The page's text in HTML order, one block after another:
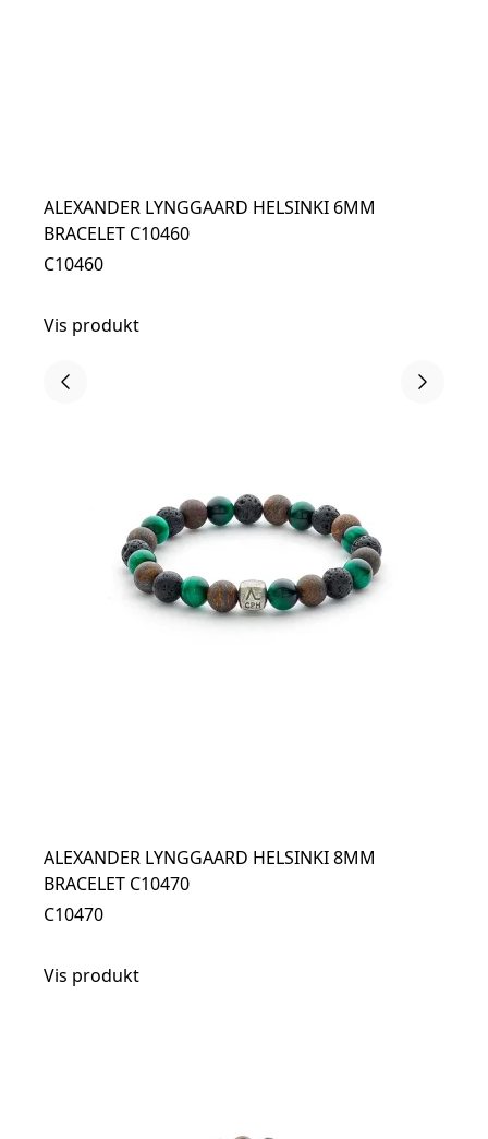
ALEXANDER LYNGGAARD HELSINKI 6MM
BRACELET C10460
C10460
Vis produkt
ALEXANDER LYNGGAARD HELSINKI 8MM
BRACELET C10470
C10470
Vis produkt